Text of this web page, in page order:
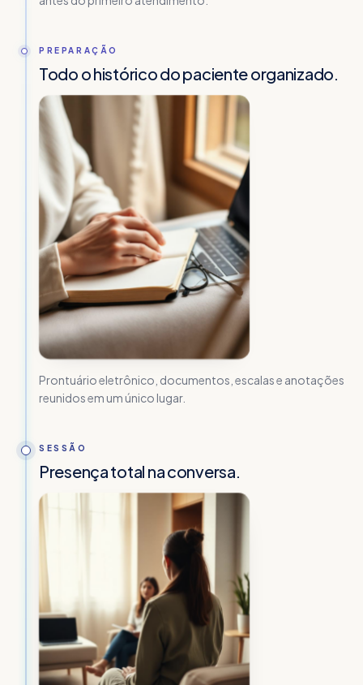
PREPARAÇÃO
Todo o histórico do paciente organizado.
Prontuário eletrônico, documentos, escalas e anotações
reunidos em um único lugar.
SESSÃO
Presença total na conversa.